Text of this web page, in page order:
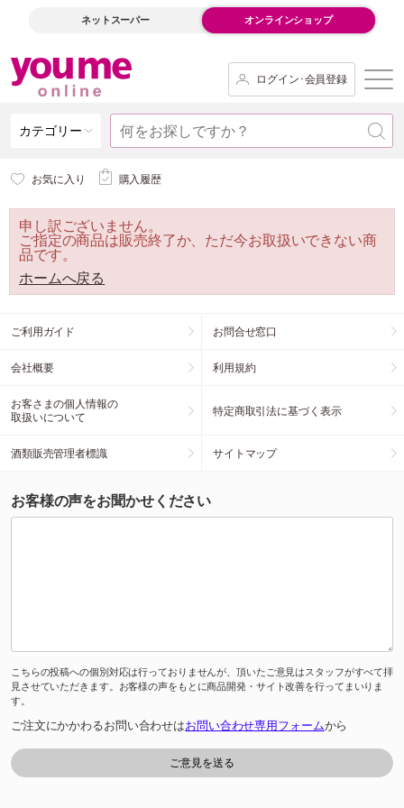
ネットスーパー オンラインショップ
ログイン･会員登録
カテゴリー
お気に入り 購入履歴
申し訳ございません。
ご指定の商品は販売終了か、ただ今お取扱いできない商
品です。
ホームへ戻る
ご利用ガイド お問合せ窓口
会社概要 利用規約
お客さまの個人情報の
取扱いについて
特定商取引法に基づく表示
酒類販売管理者標識 サイトマップ
お客様の声をお聞かせください
こちらの投稿への個別対応は行っておりませんが、頂いたご意見はスタッフがすべて拝
見させていただきます。お客様の声をもとに商品開発・サイト改善を行ってまいりま
す。
ご注文にかかわるお問い合わせはお問い合わせ専用フォームから